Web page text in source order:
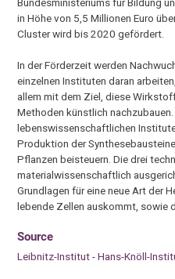
in Höhe von 5,5 Millionen Euro
Cluster wird bis 2020 gefördert.
In der Förderzeit werden
einzelnen Instituten daran
allem mit dem Ziel, diese
Methoden künstlich nachzubauen.
lebenswissenschaftlichen
Produktion der
Pflanzen beisteuern. Die drei
materialwissenschaftlich
Grundlagen für eine neue Art der
lebende Zellen auskommt, sowie
Source
Leibnitz-Institut - Hans-Knöll-